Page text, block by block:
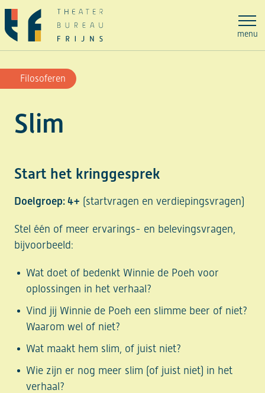
Ga
naar
de
inhoud
menu
Slim
Filosoferen
Start het kringgesprek
Doelgroep: 4+ (startvragen en verdiepingsvragen)
Stel één of meer ervarings- en belevingsvragen,
bijvoorbeeld:
Wat doet of bedenkt Winnie de Poeh voor
oplossingen in het verhaal?
Vind jij Winnie de Poeh een slimme beer of niet?
Waarom wel of niet?
Wat maakt hem slim, of juist niet?
Wie zijn er nog meer slim (of juist niet) in het
verhaal?